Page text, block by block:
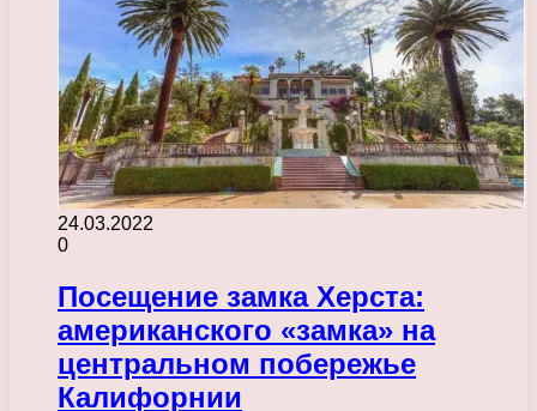
24.03.2022
0
Посещение замка Херста:
американского «замка» на
центральном побережье
Калифорнии